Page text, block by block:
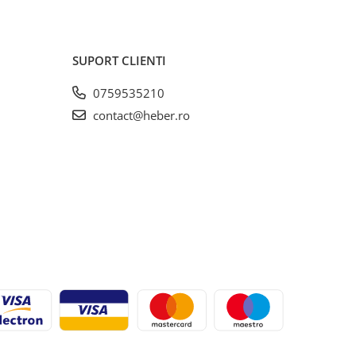
SUPORT CLIENTI
0759535210
contact@heber.ro